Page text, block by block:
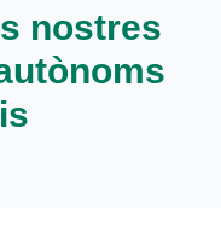
nostres